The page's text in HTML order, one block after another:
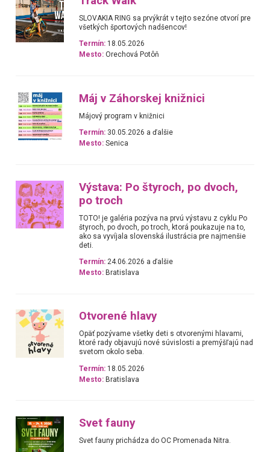
SLOVAKIA RING sa prvýkrát v tejto sezóne otvorí pre
všetkých športových nadšencov!
Termín: 18.05.2026
Mesto: Orechová Potôň
Máj v Záhorskej knižnici
Májový program v knižnici
Termín: 30.05.2026 a ďalšie
Mesto: Senica
Výstava: Po štyroch, po dvoch,
po troch
TOTO! je galéria pozýva na prvú výstavu z cyklu Po
štyroch, po dvoch, po troch, ktorá poukazuje na to,
ako sa vyvíjala slovenská ilustrácia pre najmenšie
deti.
Termín: 24.06.2026 a ďalšie
Mesto: Bratislava
Otvorené hlavy
Opäť pozývame všetky deti s otvorenými hlavami,
ktoré rady objavujú nové súvislosti a premýšľajú nad
svetom okolo seba.
Termín: 18.05.2026
Mesto: Bratislava
Svet fauny
Svet fauny prichádza do OC Promenada Nitra.